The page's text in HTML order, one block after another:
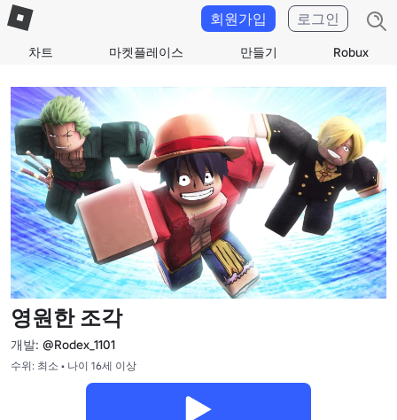
차트 마켓플레이스 만들기 Robux
회원가입 로그인
영원한 조각
개발: @Rodex_1101
수위: 최소 • 나이 16세 이상